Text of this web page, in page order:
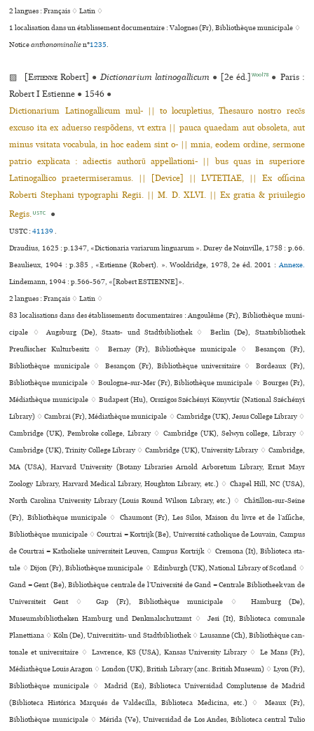
2 langues :Français ♢Latin ♢
1 localisation dans un établissement documentaire : Valognes (Fr), Bibliothèque muni­ci­pale ♢
Noticeanthonominalien°1235.
▨ [Estienne Robert] ● Dictionarium latinogallicum ● [2e éd.] Wool78 ● Paris :
Robert I Estienne ● 1546 ●
Dictionarium Latinogallicum mul- || to locupletius, Thesauro nostro recẽs
excuso ita ex aduerso respõdens, vt extra || pauca quaedam aut obsoleta, aut
minus vsitata vocabula, in hoc eadem sint o- || mnia, eodem ordine, sermone
patrio explicata : adiectis authorũ appellationi- || bus quas in superiore
Latinogallico praetermiseramus. || [Device] || LVTETIAE, || Ex officina
Roberti Stephani typographi Regii. || M. D. XLVI. || Ex gratia & priuilegio
Regis. USTC ●
USTC :41139.
Draudius, 1625 : p.1347, «Dictionaria variarum linguarum ». Durey de Noinville, 1758 : p.66.
Beaulieux, 1904 : p.385 , «Estienne (Robert). ». Wooldridge, 1978, 2e éd. 2001 :Annexe.
Lindemann, 1994 : p.566-567, «[Robert ESTIENNE]».
2 langues :Français ♢Latin ♢
83 localisations dans des établissements documentaires : Angoulême (Fr), Bibliothèque muni­
ci­pale ♢ Augsburg (De), Staats- und Stadtbibliothek ♢ Berlin (De), Staatsbibliothek
Preußischer Kulturbesitz ♢ Bernay (Fr), Bibliothèque muni­ci­pale ♢ Besançon (Fr),
Bibliothèque muni­ci­pale ♢ Besançon (Fr), Bibliothèque uni­ver­si­taire ♢ Bordeaux (Fr),
Bibliothèque muni­ci­pale ♢ Boulogne-sur-Mer (Fr), Bibliothèque muni­ci­pale ♢ Bourges (Fr),
Médiathèque muni­ci­pale ♢ Budapest (Hu), Országos Széchényi Könyvtár (National Széchényi
Library) ♢ Cambrai (Fr), Médiathèque muni­ci­pale ♢ Cambridge (UK), Jesus College Library ♢
Cambridge (UK), Pembroke college, Library ♢ Cambridge (UK), Selwyn college, Library ♢
Cambridge (UK), Trinity College Library ♢ Cambridge (UK), University Library ♢ Cambridge,
MA (USA), Harvard University (Botany Libraries Arnold Arboretum Library, Ernst Mayr
Zoology Library, Harvard Medical Library, Houghton Library, etc.) ♢ Chapel Hill, NC (USA),
North Carolina University Library (Louis Round Wilson Library, etc.) ♢ Châtillon-sur-Seine
(Fr), Bibliothèque municipale ♢ Chaumont (Fr), Les Silos, Maison du livre et de l’affi­che,
Bibliothèque muni­ci­pale ♢ Courtrai = Kortrijk (Be), Université catholique de Louvain, Campus
de Courtrai = Katholieke universiteit Leuven, Campus Kortrijk ♢ Cremona (It), Biblioteca sta­
tale ♢ Dijon (Fr), Bibliothèque muni­ci­pale ♢ Edinburgh (UK), National Library of Scotland ♢
Gand = Gent (Be), Bibliothèque centrale de l’Université de Gand = Centrale Bibliotheek van de
Universiteit Gent ♢ Gap (Fr), Bibliothèque municipale ♢ Hamburg (De),
Museumsbibliotheken Hamburg und Denkmalschutzamt ♢ Jesi (It), Biblioteca comu­nale
Planettiana ♢ Köln (De), Universitäts- und Stadtbibliothek ♢ Lausanne (Ch), Bibliothèque can­
to­nale et uni­ver­si­taire ♢ Lawrence, KS (USA), Kansas University Library ♢ Le Mans (Fr),
Médiathèque Louis Aragon ♢ London (UK), British Library (anc. British Museum) ♢ Lyon (Fr),
Bibliothèque muni­ci­pale ♢ Madrid (Es), Biblioteca Universidad Complutense de Madrid
(Biblioteca Histórica Marqués de Valdecilla, Biblioteca Medicina, etc.) ♢ Meaux (Fr),
Bibliothèque muni­ci­pale ♢ Mérida (Ve), Universidad de Los Andes, Biblioteca central Tulio